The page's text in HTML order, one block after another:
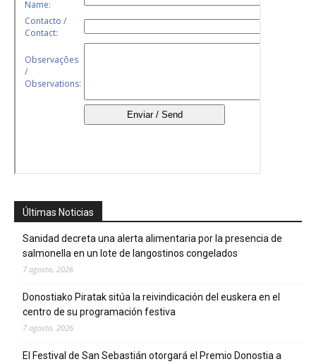
Últimas Noticias
Sanidad decreta una alerta alimentaria por la presencia de
salmonella en un lote de langostinos congelados
7 agosto, 2026
Donostiako Piratak sitúa la reivindicación del euskera en el
centro de su programación festiva
7 agosto, 2026
El Festival de San Sebastián otorgará el Premio Donostia a